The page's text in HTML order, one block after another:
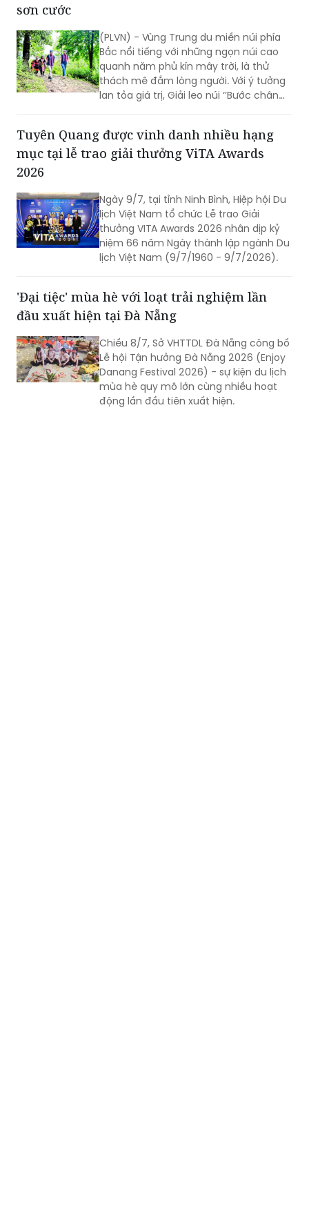
sơn cước
(PLVN) - Vùng Trung du miền núi phía
Bắc nổi tiếng với những ngọn núi cao
quanh năm phủ kín mây trời, là thử
thách mê đắm lòng người. Với ý tưởng
lan tỏa giá trị, Giải leo núi ‘’Bước chân
miền sơn cước.
Tuyên Quang được vinh danh nhiều hạng
mục tại lễ trao giải thưởng ViTA Awards
2026
Ngày 9/7, tại tỉnh Ninh Bình, Hiệp hội Du
lịch Việt Nam tổ chức Lễ trao Giải
thưởng VITA Awards 2026 nhân dịp kỷ
niệm 66 năm Ngày thành lập ngành Du
lịch Việt Nam (9/7/1960 - 9/7/2026).
'Đại tiệc' mùa hè với loạt trải nghiệm lần
đầu xuất hiện tại Đà Nẵng
Chiều 8/7, Sở VHTTDL Đà Nẵng công bố
Lễ hội Tận hưởng Đà Nẵng 2026 (Enjoy
Danang Festival 2026) - sự kiện du lịch
mùa hè quy mô lớn cùng nhiều hoạt
động lần đầu tiên xuất hiện.